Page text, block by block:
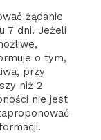
żądanie
7 dni. Jeżeli
o tym,
przy
niż 2
nie jest